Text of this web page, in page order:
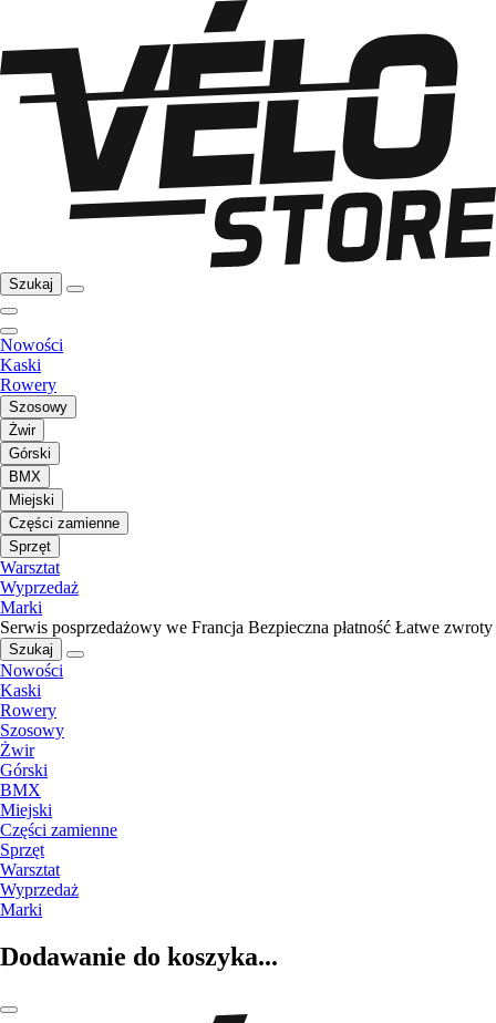
Szukaj
Nowości
Kaski
Rowery
Szosowy
Żwir
Górski
BMX
Miejski
Części zamienne
Sprzęt
Warsztat
Wyprzedaż
Marki
Serwis posprzedażowy we Francja Bezpieczna płatność Łatwe zwroty
Szukaj
Nowości
Kaski
Rowery
Szosowy
Żwir
Górski
BMX
Miejski
Części zamienne
Sprzęt
Warsztat
Wyprzedaż
Marki
Dodawanie do koszyka...